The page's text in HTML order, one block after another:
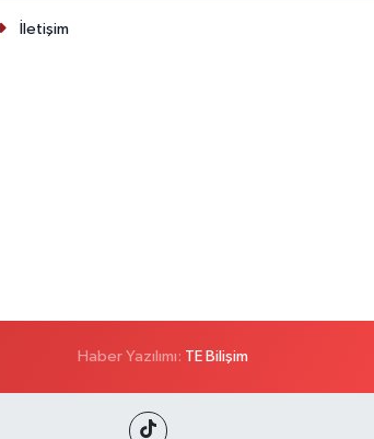
İletişim
Haber Yazılımı: TE Bilişim